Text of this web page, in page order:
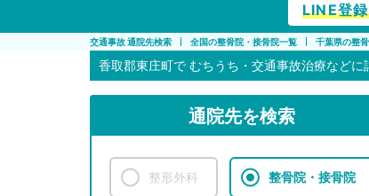
LINE登
交通事故 通院先検索 全国の整骨院・接骨院一覧 千葉県の整
香取郡東庄町で むちうち・交通事故治療などに
通院先を検索
整形外科 整骨院・接骨院